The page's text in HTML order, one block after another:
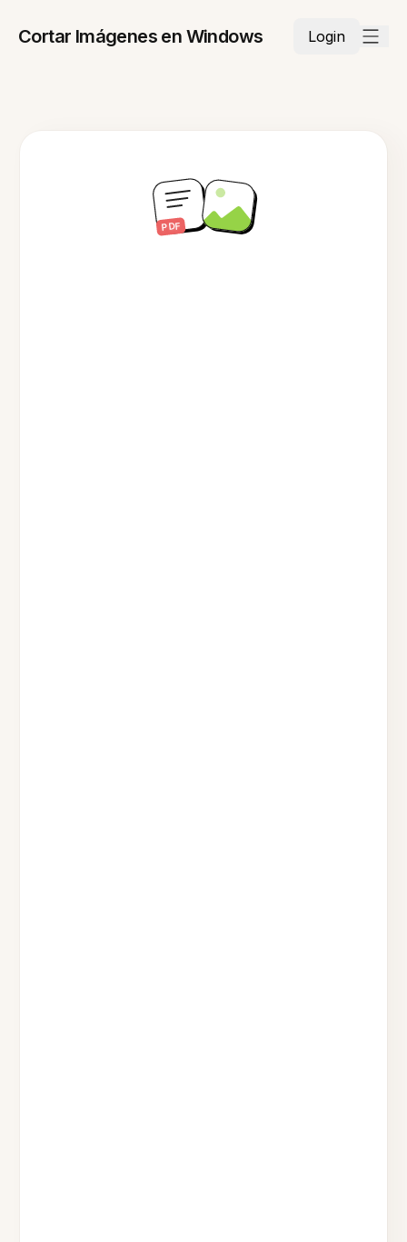
Cortar Imágenes en Windows Login